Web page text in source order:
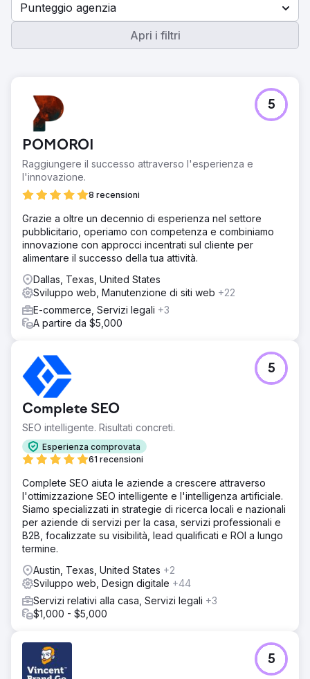
Punteggio agenzia
Apri i filtri
POMOROI
Raggiungere il successo attraverso l'esperienza e
l'innovazione.
8 recensioni
5
Grazie a oltre un decennio di esperienza nel settore
pubblicitario, operiamo con competenza e combiniamo
innovazione con approcci incentrati sul cliente per
alimentare il successo della tua attività.
Dallas, Texas, United States
Sviluppo web, Manutenzione di siti web +22
E-commerce, Servizi legali +3
A partire da $5,000
Complete SEO
SEO intelligente. Risultati concreti.
Esperienza comprovata
61 recensioni
5
Complete SEO aiuta le aziende a crescere attraverso
l'ottimizzazione SEO intelligente e l'intelligenza artificiale.
Siamo specializzati in strategie di ricerca locali e nazionali
per aziende di servizi per la casa, servizi professionali e
B2B, focalizzate su visibilità, lead qualificati e ROI a lungo
termine.
Austin, Texas, United States +2
Sviluppo web, Design digitale +44
Servizi relativi alla casa, Servizi legali +3
$1,000 - $5,000
5